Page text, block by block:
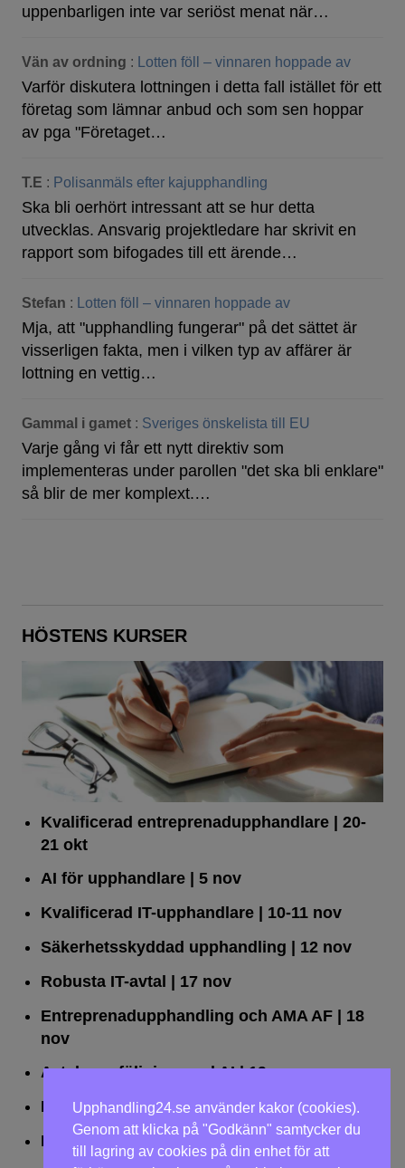
uppenbarligen inte var seriöst menat när…
Vän av ordning : Lotten föll – vinnaren hoppade av
Varför diskutera lottningen i detta fall istället för ett
företag som lämnar anbud och som sen hoppar
av pga "Företaget…
T.E : Polisanmäls efter kajupphandling
Ska bli oerhört intressant att se hur detta
utvecklas. Ansvarig projektledare har skrivit en
rapport som bifogades till ett ärende…
Stefan : Lotten föll – vinnaren hoppade av
Mja, att "upphandling fungerar" på det sättet är
visserligen fakta, men i vilken typ av affärer är
lottning en vettig…
Gammal i gamet : Sveriges önskelista till EU
Varje gång vi får ett nytt direktiv som
implementeras under parollen "det ska bli enklare"
så blir de mer komplext.…
HÖSTENS KURSER
Kvalificerad entreprenad­upphandlare | 20-
21 okt
AI för upphandlare| 5 nov
Kvalificerad IT-upphandlare| 10-11 nov
Säkerhetsskyddad upphandling | 12 nov
Robusta IT-avtal | 17 nov
Entreprenadupphandling och AMA AF| 18
nov
Avtalsuppföljning med AI| 19 nov
Leda upphandlingar effektivt| 25 nov
Dialogförfaranden | 26 nov
Upphandling24.se använder kakor (cookies).
Genom att klicka på "Godkänn" samtycker du
till lagring av cookies på din enhet för att